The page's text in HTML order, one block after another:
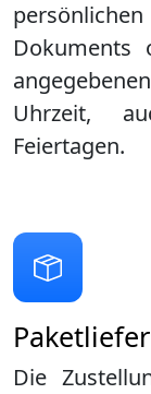
Dokuments
Uhrzeit,
Feiertagen.
Die